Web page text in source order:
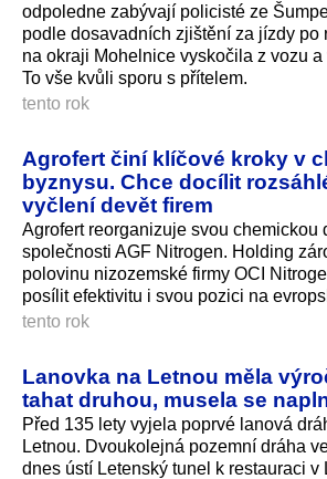
odpoledne zabývají policisté ze
podle dosavadních zjištění za jízdy po
na okraji Mohelnice vyskočila z vozu
To vše kvůli sporu s přítelem.
tento rok
Agrofert činí klíčové kroky v
byznysu. Chce docílit
vyčlení devět firem
Agrofert reorganizuje svou chemickou
společnosti AGF Nitrogen. Holding
polovinu nizozemské firmy OCI
posílit efektivitu i svou pozici na
tento rok
Lanovka na Letnou měla
tahat druhou, musela se
Před 135 lety vyjela poprvé lanová
Letnou. Dvoukolejná pozemní dráha
dnes ústí Letenský tunel k restauraci v